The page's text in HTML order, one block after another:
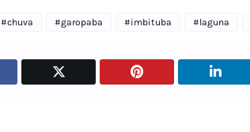
#chuva #garopaba #imbituba #laguna